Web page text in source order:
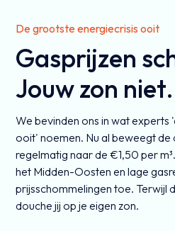
De grootste energiecrisis ooit
Gasprijzen
Jouw zon niet.
We bevinden ons in wat
ooit' noemen. Nu al beweegt de
regelmatig naar de €1,50 per
het Midden-Oosten en lage
prijsschommelingen toe. Terwijl
douche jij op je eigen zon.